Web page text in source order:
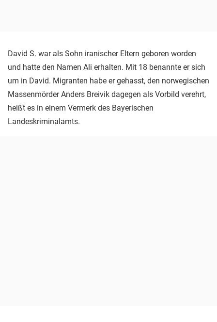
David S. war als Sohn iranischer Eltern geboren worden
und hatte den Namen Ali erhalten. Mit 18 benannte er sich
um in David. Migranten habe er gehasst, den norwegischen
Massenmörder Anders Breivik dagegen als Vorbild verehrt,
heißt es in einem Vermerk des Bayerischen
Landeskriminalamts.